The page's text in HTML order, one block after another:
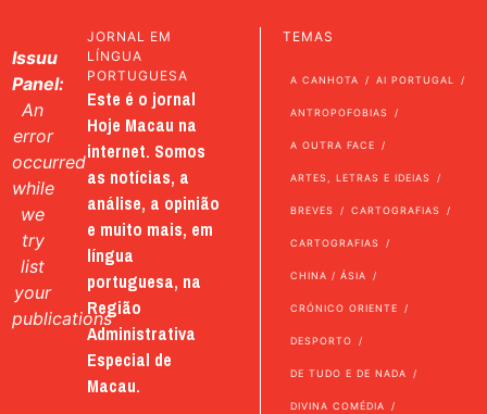
Issuu
Panel:
An
error
occurred
while
we
try
list
your
publications
JORNAL EM
LÍNGUA
PORTUGUESA
Este é o jornal
Hoje Macau na
internet. Somos
as notícias, a
análise, a opinião
e muito mais, em
língua
portuguesa, na
Região
Administrativa
Especial de
Macau.
TEMAS
A CANHOTA AI PORTUGAL
ANTROPOFOBIAS
A OUTRA FACE
ARTES, LETRAS E IDEIAS
BREVES CARTOGRAFIAS
CARTOGRAFIAS
CHINA / ÁSIA
CRÓNICO ORIENTE
DESPORTO
DE TUDO E DE NADA
DIVINA COMÉDIA